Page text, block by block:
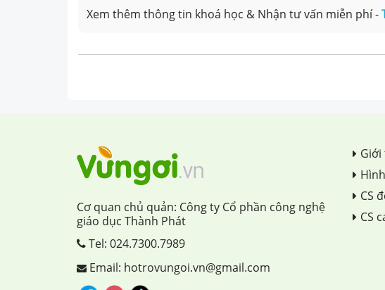
Xem thêm thông tin khoá học & Nhận tư vấn miễn phí -
Cơ quan chủ quản: Công ty Cổ phần công nghệ
giáo dục Thành Phát
Tel: 024.7300.7989
Email: hotrovungoi.vn@gmail.com
CS
CS